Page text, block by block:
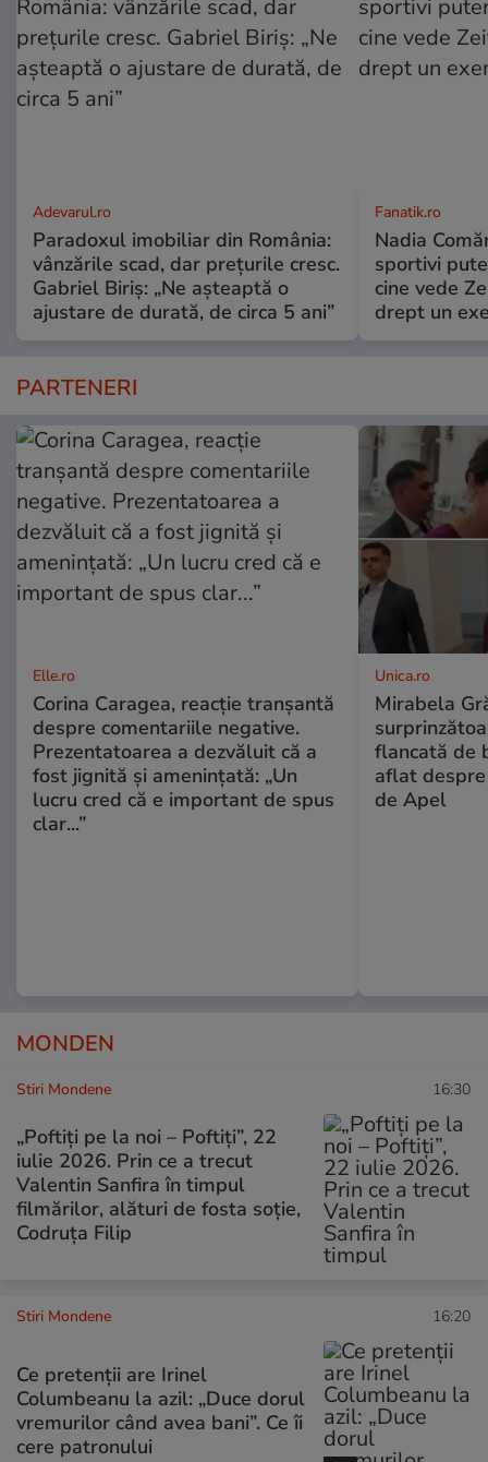
Adevarul.ro
Paradoxul imobiliar din România:
vânzările scad, dar prețurile cresc.
Gabriel Biriș: „Ne așteaptă o
ajustare de durată, de circa 5 ani”
Fanatik.ro
Nadia
sportivi
cine vede
drept un
PARTENERI
Elle.ro
Corina Caragea, reacție tranșantă
despre comentariile negative.
Prezentatoarea a dezvăluit că a
fost jignită și amenințată: „Un
lucru cred că e important de spus
clar...”
Unica.ro
Mirabela
flancată de
aflat
de Apel
MONDEN
Stiri Mondene 16:30
„Poftiți pe la noi – Poftiți”, 22
iulie 2026. Prin ce a trecut
Valentin Sanfira în timpul
filmărilor, alături de fosta soție,
Codruța Filip
Stiri Mondene 16:20
Ce pretenții are Irinel
Columbeanu la azil: „Duce dorul
vremurilor când avea bani”. Ce îi
cere patronului